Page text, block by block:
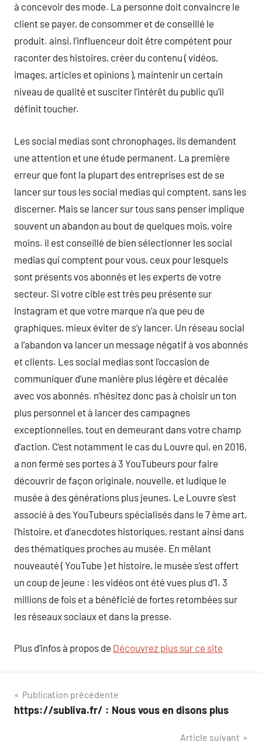
à concevoir des mode. La personne doit convaincre le
client se payer, de consommer et de conseillé le
produit. ainsi, l’influenceur doit être compétent pour
raconter des histoires, créer du contenu ( vidéos,
images, articles et opinions ), maintenir un certain
niveau de qualité et susciter l’intérêt du public qu’il
définit toucher.
Les social medias sont chronophages, ils demandent
une attention et une étude permanent. La première
erreur que font la plupart des entreprises est de se
lancer sur tous les social medias qui comptent, sans les
discerner. Mais se lancer sur tous sans penser implique
souvent un abandon au bout de quelques mois, voire
moins. il est conseillé de bien sélectionner les social
medias qui comptent pour vous, ceux pour lesquels
sont présents vos abonnés et les experts de votre
secteur. Si votre cible est très peu présente sur
Instagram et que votre marque n’a que peu de
graphiques, mieux éviter de s’y lancer. Un réseau social
a l’abandon va lancer un message négatif à vos abonnés
et clients. Les social medias sont l’occasion de
communiquer d’une manière plus légère et décalée
avec vos abonnés. n’hésitez donc pas à choisir un ton
plus personnel et à lancer des campagnes
exceptionnelles, tout en demeurant dans votre champ
d’action. C’est notamment le cas du Louvre qui, en 2016,
a non fermé ses portes à 3 YouTubeurs pour faire
découvrir de façon originale, nouvelle, et ludique le
musée à des générations plus jeunes. Le Louvre s’est
associé à des YouTubeurs spécialisés dans le 7 ème art,
l’histoire, et d’anecdotes historiques, restant ainsi dans
des thématiques proches au musée. En mêlant
nouveauté ( YouTube ) et histoire, le musée s’est offert
un coup de jeune : les vidéos ont été vues plus d’1. 3
millions de fois et a bénéficié de fortes retombées sur
les réseaux sociaux et dans la presse.
Plus d’infos à propos de Découvrez plus sur ce site
Navigation
de
Publication précédente
https://subliva.fr/ : Nous vous en disons plus
Article suivant